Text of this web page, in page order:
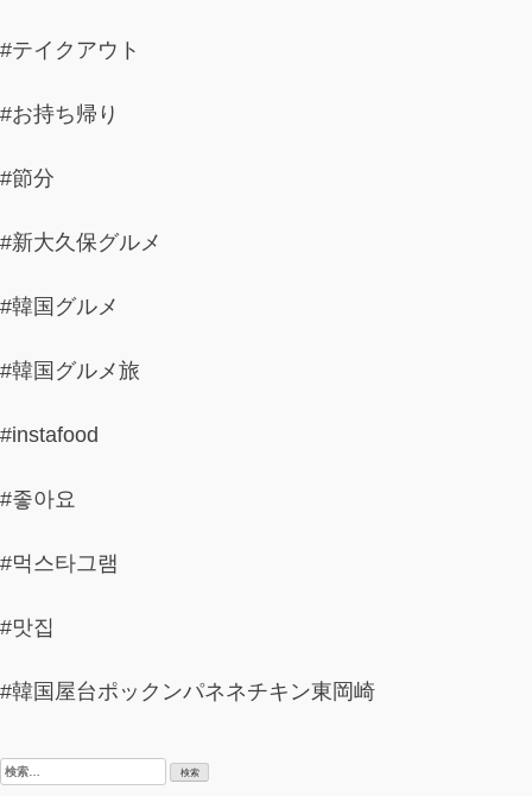
#テイクアウト
#お持ち帰り
#節分
#新大久保グルメ
#韓国グルメ
#韓国グルメ旅
#instafood
#좋아요
#먹스타그램
#맛집
#韓国屋台ポックンパネネチキン東岡崎
検
索: